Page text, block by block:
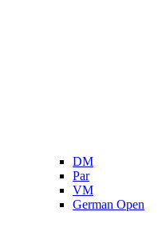
DM
Par
VM
German Open